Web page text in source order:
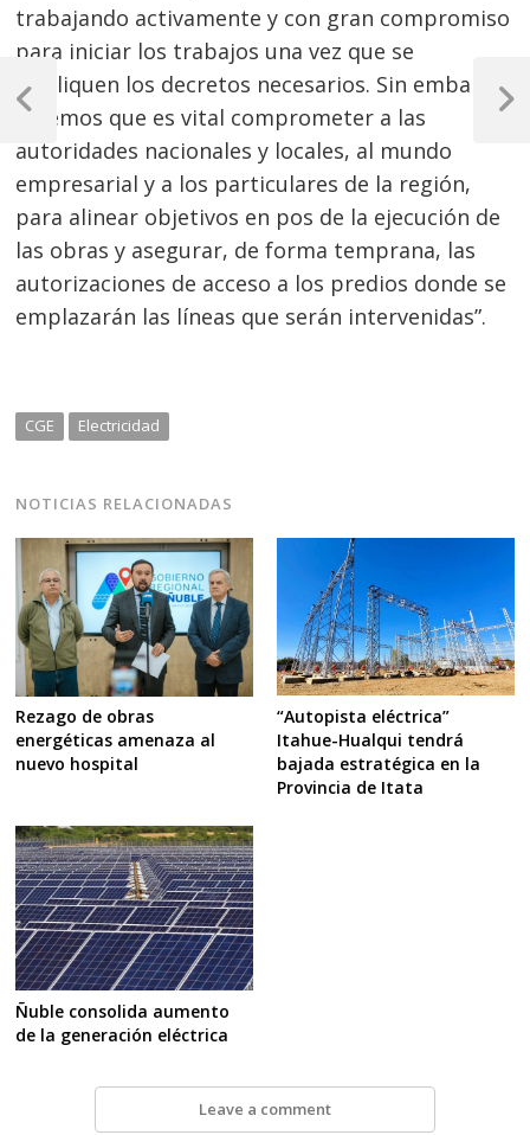
trabajando activamente y con gran compromiso
para iniciar los trabajos una vez que se
publiquen los decretos necesarios. Sin embargo,
creemos que es vital comprometer a las
autoridades nacionales y locales, al mundo
empresarial y a los particulares de la región,
para alinear objetivos en pos de la ejecución de
las obras y asegurar, de forma temprana, las
autorizaciones de acceso a los predios donde se
emplazarán las líneas que serán intervenidas”.
CGE Electricidad
NOTICIAS RELACIONADAS
Rezago de obras
energéticas amenaza al
nuevo hospital
“Autopista eléctrica”
Itahue-Hualqui tendrá
bajada estratégica en la
Provincia de Itata
Ñuble consolida aumento
de la generación eléctrica
Leave a comment
Navegación
de
entradas
Previous
Next